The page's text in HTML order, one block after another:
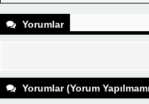
Yorumlar
Yorumlar (Yorum